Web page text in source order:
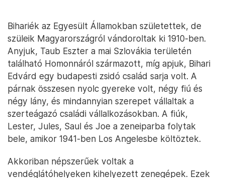
Bihariék az Egyesült Államokban születettek, de
szüleik Magyarországról vándoroltak ki 1910-ben.
Anyjuk, Taub Eszter a mai Szlovákia területén
található Homonnáról származott, míg apjuk, Bihari
Edvárd egy budapesti zsidó család sarja volt. A
párnak összesen nyolc gyereke volt, négy fiú és
négy lány, és mindannyian szerepet vállaltak a
szerteágazó családi vállalkozásokban. A fiúk,
Lester, Jules, Saul és Joe a zeneiparba folytak
bele, amikor 1941-ben Los Angelesbe költöztek.
Akkoriban népszerűek voltak a
vendéglátóhelyeken kihelyezett zenegépek. Ezek